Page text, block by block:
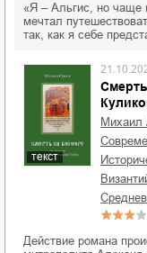
«Я – Альгис, но чаще
мечтал
так, как я себе
текст
Действие романа